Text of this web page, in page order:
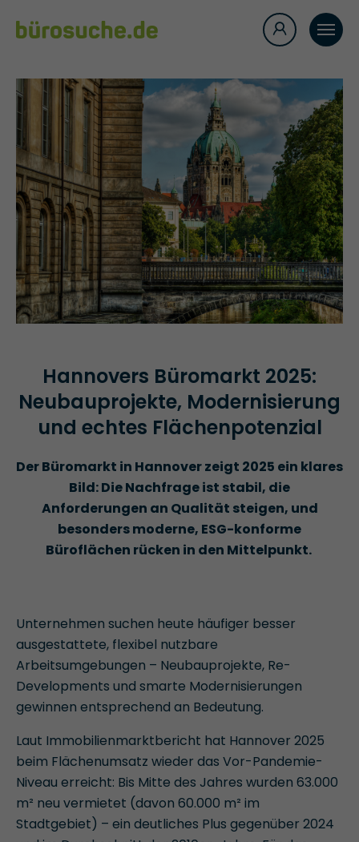
Hannovers Büromarkt 2025:
Neubauprojekte, Modernisierung
und echtes Flächenpotenzial
Der Büromarkt in Hannover zeigt 2025 ein klares
Bild: Die Nachfrage ist stabil, die
Anforderungen an Qualität steigen, und
besonders moderne, ESG-konforme
Büroflächen rücken in den Mittelpunkt.
Unternehmen suchen heute häufiger besser
ausgestattete, flexibel nutzbare
Arbeitsumgebungen – Neubauprojekte, Re-
Developments und smarte Modernisierungen
gewinnen entsprechend an Bedeutung.
Laut Immobilienmarktbericht hat Hannover 2025
beim Flächenumsatz wieder das Vor-Pandemie-
Niveau erreicht: Bis Mitte des Jahres wurden 63.000
m² neu vermietet (davon 60.000 m² im
Stadtgebiet) – ein deutliches Plus gegenüber 2024